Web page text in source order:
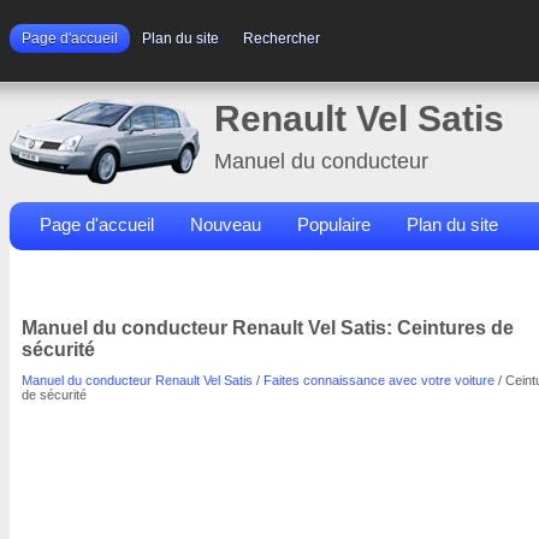
Page d'accueil Plan du site Rechercher
Renault Vel Satis
Manuel du conducteur
Page d'accueil Nouveau Populaire Plan du site
Manuel du conducteur Renault Vel Satis: Ceintures de
sécurité
Manuel du conducteur Renault Vel Satis / Faites connaissance avec votre voiture /
de sécurité